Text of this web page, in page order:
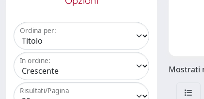
Ordina per:
In ordine:
Risultati/Pagina
Mostrati